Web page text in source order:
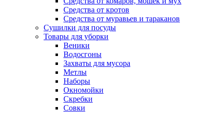
Средства от кротов
Средства от муравьев и тараканов
Сушилки для посуды
Товары для уборки
Веники
Водосгоны
Захваты для мусора
Метлы
Наборы
Окномойки
Скребки
Совки